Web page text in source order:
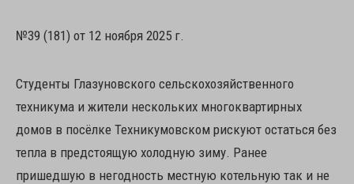
№39 (181) от 12 ноября 2025 г.
Студенты Глазуновского сельскохозяйственного
техникума и жители нескольких многоквартирных
домов в посёлке Техникумовском рискуют остаться без
тепла в предстоящую холодную зиму. Ранее
пришедшую в негодность местную котельную так и не